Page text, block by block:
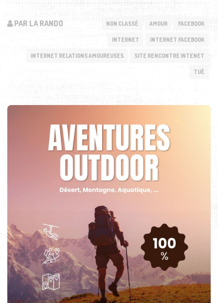
PAR LA RANDO NON CLASSÉ AMOUR FACEBOOK
INTERNET INTERNET FACEBOOK
INTERNET RELATIONS AMOUREUSES SITE RENCONTRE INTENET
TUÉ